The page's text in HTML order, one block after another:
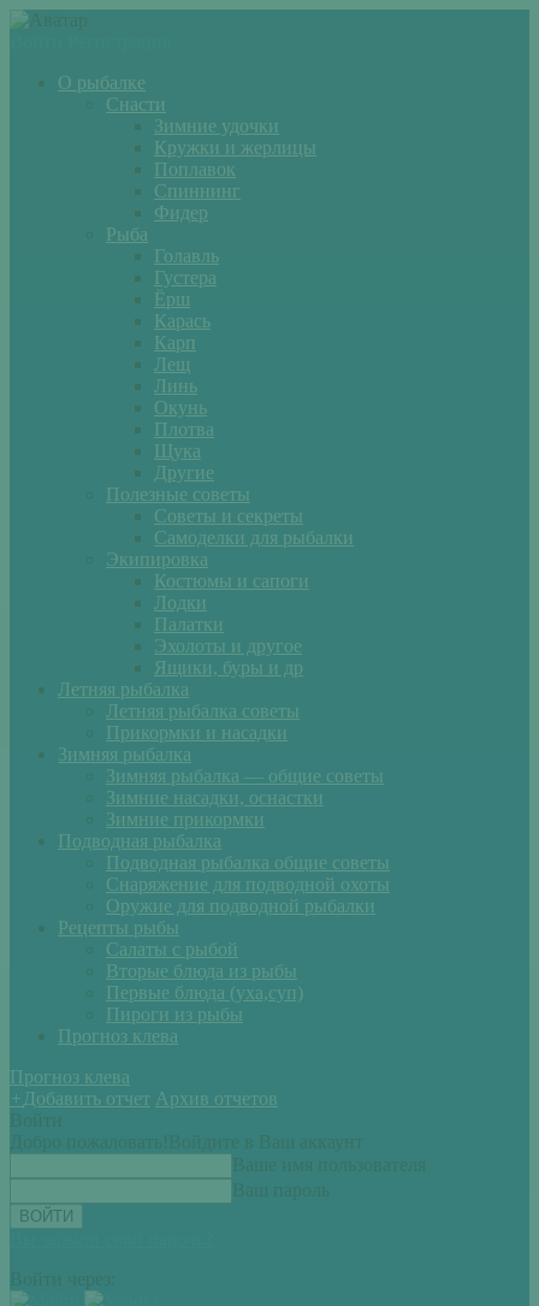
О рыбалке
Снасти
Зимние удочки
Кружки и жерлицы
Поплавок
Спиннинг
Фидер
Рыба
Голавль
Густера
Ёрш
Карась
Карп
Лещ
Линь
Окунь
Плотва
Щука
Другие
Полезные советы
Советы и секреты
Самоделки для рыбалки
Экипировка
Костюмы и сапоги
Лодки
Палатки
Эхолоты и другое
Ящики, буры и др
Летняя рыбалка
Летняя рыбалка советы
Прикормки и насадки
Зимняя рыбалка
Зимняя рыбалка — общие советы
Зимние насадки, оснастки
Зимние прикормки
Подводная рыбалка
Подводная рыбалка общие советы
Снаряжение для подводной охоты
Оружие для подводной рыбалки
Рецепты рыбы
Салаты с рыбой
Вторые блюда из рыбы
Первые блюда (уха,суп)
Пироги из рыбы
Прогноз клева
Прогноз клева
+ Добавить отчет Архив отчетов
Войти
Добро пожаловать! Войдите в Ваш аккаунт
Ваше имя пользователя
Ваш пароль
Войти через: